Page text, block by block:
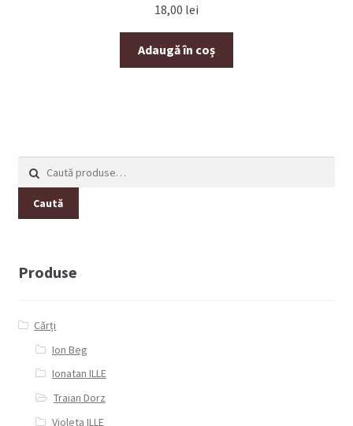
18,00 lei
Adaugă în coș
după:
Caută
Produse
Cărți
Ion Beg
Ionatan ILLE
Traian Dorz
Violeta ILLE